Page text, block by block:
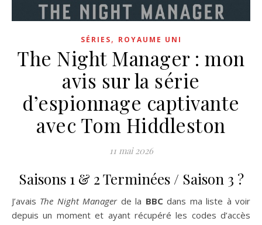
SÉRIES, ROYAUME UNI
The Night Manager : mon
avis sur la série
d’espionnage captivante
avec Tom Hiddleston
11 mai 2026
Saisons 1 & 2 Terminées / Saison 3 ?
J’avais The Night Managerde la BBCdans ma liste à voir
depuis un moment et ayant récupéré les codes d’accès